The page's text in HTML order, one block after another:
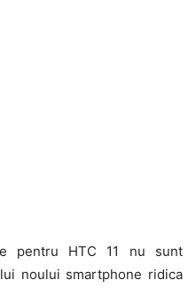
pentru HTC 11 nu sunt
noului smartphone ridica